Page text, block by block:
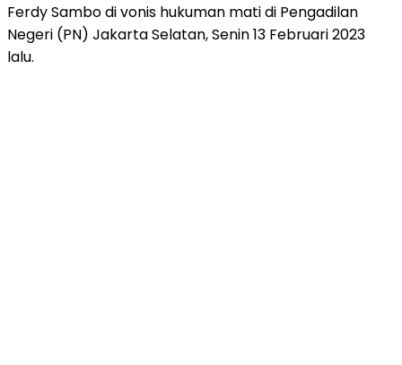
Ferdy Sambo di vonis hukuman mati di Pengadilan
Negeri (PN) Jakarta Selatan, Senin 13 Februari 2023
lalu.